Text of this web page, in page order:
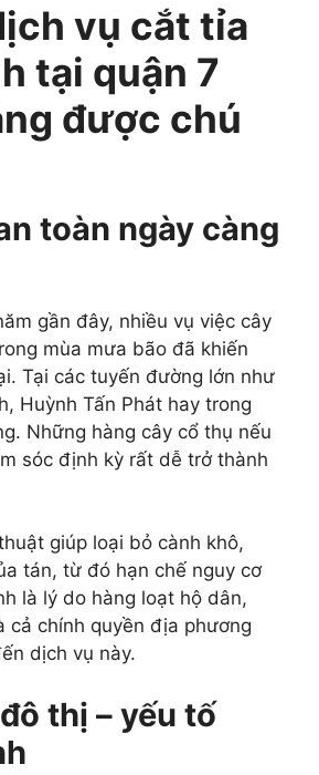
vụ cắt tỉa
tại quận 7
được chú
toàn ngày càng
gần đây, nhiều vụ việc cây
mùa mưa bão đã khiến
Tại các tuyến đường lớn như
Huỳnh Tấn Phát hay trong
Những hàng cây cổ thụ nếu
sóc định kỳ rất dễ trở thành
giúp loại bỏ cành khô,
tán, từ đó hạn chế nguy cơ
là lý do hàng loạt hộ dân,
cả chính quyền địa phương
dịch vụ này.
thị – yếu tố